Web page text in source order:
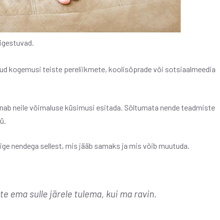
kogemusi teiste pereliikmete, koolisõprade või sotsiaalmeedia
neile võimaluse küsimusi esitada. Sõltumata nende teadmiste
nendega sellest, mis jääb samaks ja mis võib muutuda.
ema sulle järele tulema, kui ma ravin.